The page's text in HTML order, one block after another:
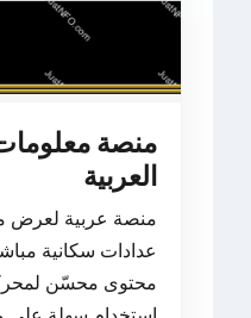
منصة معلومات
العربية
منصة عربية لعرض
عدادات سكانية
محتوى محسّن